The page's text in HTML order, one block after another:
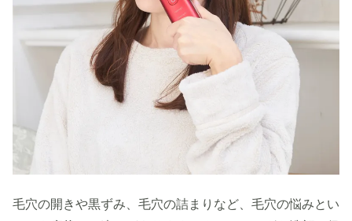
毛穴の開きや黒ずみ、毛穴の詰まりなど、毛穴の悩みとい